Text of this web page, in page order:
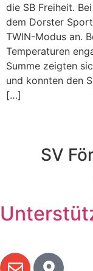
die SB Freiheit.
dem Dorster
TWIN-Modus an.
Temperaturen
Summe zeigten
und konnten den
[…]
SV